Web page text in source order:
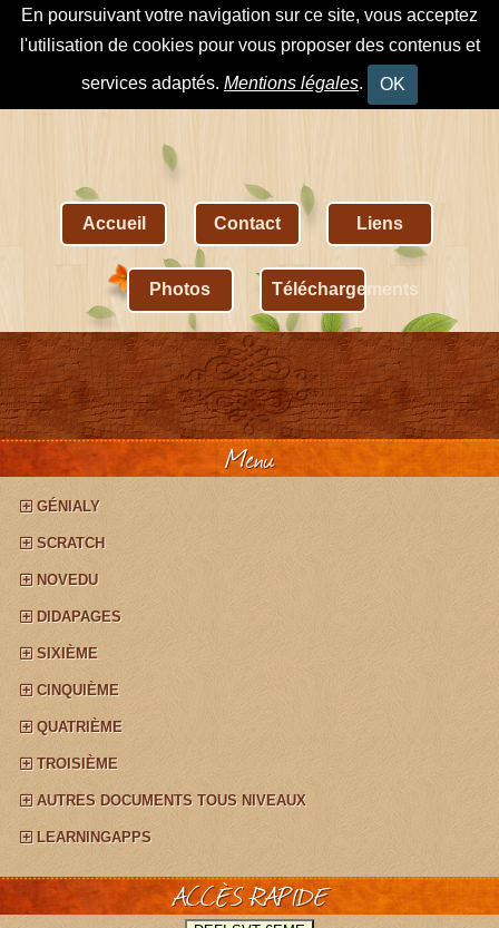
En poursuivant votre navigation sur ce site, vous acceptez
l'utilisation de cookies pour vous proposer des contenus et
services adaptés. Mentions légales. OK
Accueil Contact Liens
Photos Téléchargements
Menu
GÉNIALY
SCRATCH
NOVEDU
DIDAPAGES
SIXIÈME
CINQUIÈME
QUATRIÈME
TROISIÈME
AUTRES DOCUMENTS TOUS NIVEAUX
LEARNINGAPPS
ACCÈS RAPIDE